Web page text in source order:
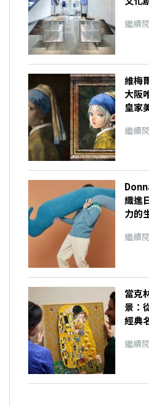
繼續
維梅
大阪
皇家
繼續
織進
力的
繼續
當克
景：
經典
繼續